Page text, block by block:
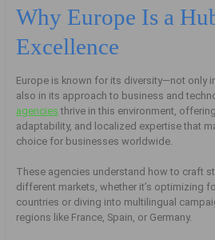
Why Europe Is a
Excellence
Europe is known for its diversity—not only
also in its approach to business and
agencies thrive in this environment,
adaptability, and localized expertise that
choice for businesses worldwide.
These agencies understand how to craft
different markets, whether it’s optimizing
countries or diving into multilingual
regions like France, Spain, or Germany.